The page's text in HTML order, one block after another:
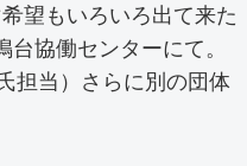
望もいろいろ出て来た
協働センターにて。
担当）さらに別の団体